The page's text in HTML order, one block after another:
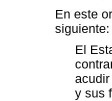
En este
siguiente:
El
y sus